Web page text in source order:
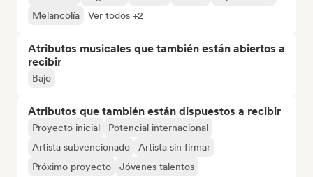
Melancolía
Ver todos +2
Atributos musicales que también están abiertos a
recibir
Bajo
Atributos que también están dispuestos a recibir
Proyecto inicial
Potencial internacional
Artista subvencionado
Artista sin firmar
Próximo proyecto
Jóvenes talentos